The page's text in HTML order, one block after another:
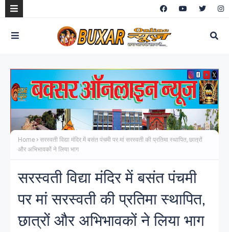
Home
सरस्वती विद्या मंदिर में बसंत पंचमी पर मां सरस्वती की प्रतिमा स्थापित, छात्रों
और अभिभावकों ने लिया भाग
सरस्वती विद्या मंदिर में बसंत पंचमी
पर मां सरस्वती की प्रतिमा स्थापित,
छात्रों और अभिभावकों ने लिया भाग